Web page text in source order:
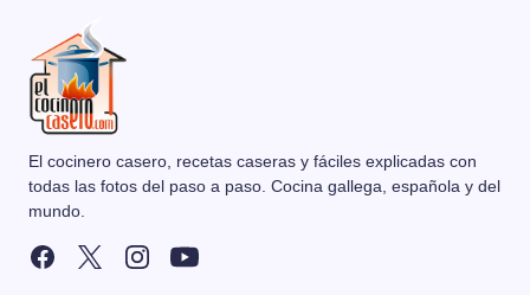
El cocinero casero, recetas caseras y fáciles explicadas con
todas las fotos del paso a paso. Cocina gallega, española y del
mundo.